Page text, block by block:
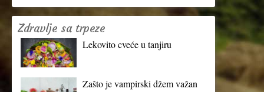
Zdravlje sa trpeze
Lekovito cveće u tanjiru
Zašto je vampirski džem važan